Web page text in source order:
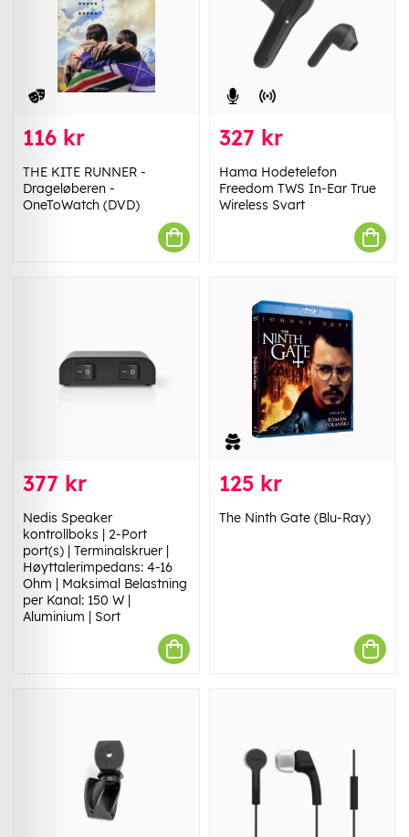
116 kr
THE KITE RUNNER -
Drageløberen -
OneToWatch (DVD)
327 kr
Hama Hodetelefon
Freedom TWS In-Ear True
Wireless Svart
377 kr
Nedis Speaker
kontrollboks | 2-Port
port(s) | Terminalskruer |
Høyttalerimpedans: 4-16
Ohm | Maksimal Belastning
per Kanal: 150 W |
Aluminium | Sort
125 kr
The Ninth Gate (Blu-Ray)